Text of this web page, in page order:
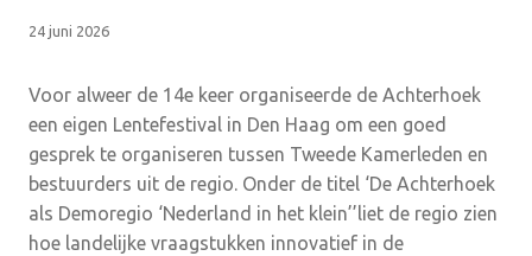
24 juni 2026
Voor alweer de 14e keer organiseerde de Achterhoek
een eigen Lentefestival in Den Haag om een goed
gesprek te organiseren tussen Tweede Kamerleden en
bestuurders uit de regio. Onder de titel ‘De Achterhoek
als Demoregio ‘Nederland in het klein’’liet de regio zien
hoe landelijke vraagstukken innovatief in de